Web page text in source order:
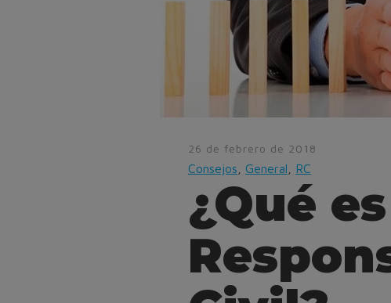
26 de febrero de 2018
Consejos General RC
¿Qué